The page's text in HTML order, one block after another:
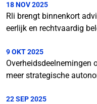
18 NOV 2025
Rli brengt binnenkort
eerlijk en rechtvaardig
9 OKT 2025
Overheidsdeelnemingen
meer strategische
22 SEP 2025